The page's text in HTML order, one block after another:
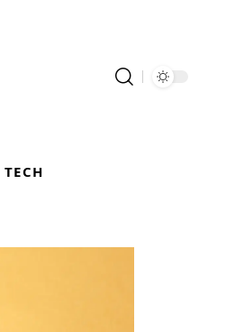
TECH